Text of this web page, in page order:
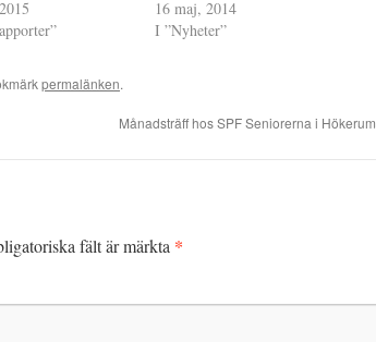
16 maj, 2014
I ”Nyheter”
permalänken.
Månadsträff hos SPF Seniorerna i Hökerum
fält är märkta *